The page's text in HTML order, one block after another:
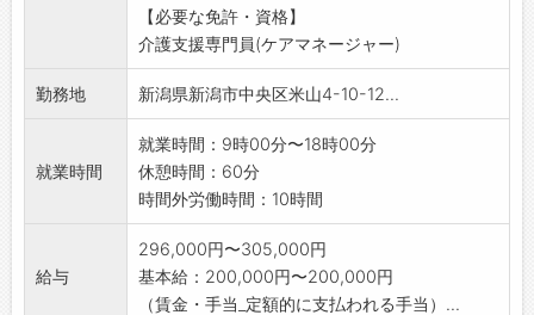
活のさまざまな場面
において、誘導や見守りといった介護に携わ
る業務も行っていた
だきます。弊社ではサービスのご利用者様は同
お住まいの方のみに限定しております。
変更範囲:変更なし
【必要な免許・資格】
介護支援専門員(ケアマネージャー)
勤務地 新潟県新潟市中央区米山4-10-12...
就業時間
就業時間：9時00分〜18時00分
休憩時間：60分
時間外労働時間：10時間
給与
296,000円〜305,000円
基本給：200,000円〜200,000円
（賃金・手当_定額的に支払われる手当）...